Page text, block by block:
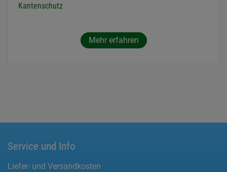
Kantenschutz
Mehr erfahren
Service und Info
Liefer- und Versandkosten